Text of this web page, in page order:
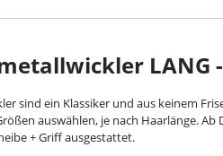
LANG
sind ein Klassiker und aus keinem
auswählen, je nach Haarlänge. Ab
+ Griff ausgestattet.